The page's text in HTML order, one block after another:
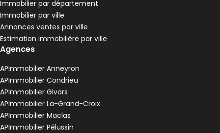
1 500 €
Assieu - 38150
Maison • 6 pièces • 145 m²
DPE :
, ,
Aller à l'image1
Aller à l'image2
Aller à l'image3
Aller à l'image4
Aller à l'image5
Immobilier par département
Immobilier par ville
Annonces ventes par ville
Estimation immobilière par ville
Agences
APImmobilier Anneyron
APImmobilier Condrieu
APImmobilier Givors
APImmobilier La-Grand-Croix
APImmobilier Maclas
APImmobilier Pélussin